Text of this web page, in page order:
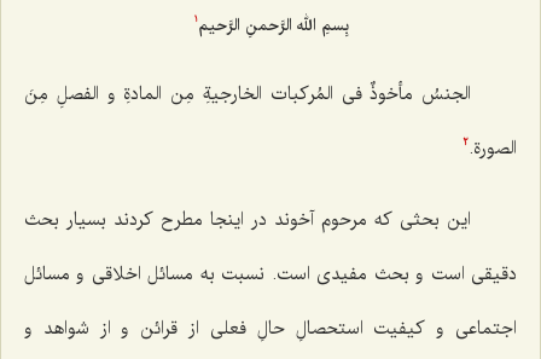
بِسمِ الله الرَّحمنِ الرَّحیم‌1
الجنسُ مأخوذٌ فى المُرکبات الخارجیةِ مِن المادةِ و الفصلِ مِنَ
الصورة.2
این بحثى که مرحوم آخوند در اینجا مطرح کردند بسیار بحث
دقیقى است و بحث مفیدى است. نسبت به مسائل اخلاقى و مسائل
اجتماعى و کیفیت استحصالِ حالِ فعلى از قرائن و از شواهد و